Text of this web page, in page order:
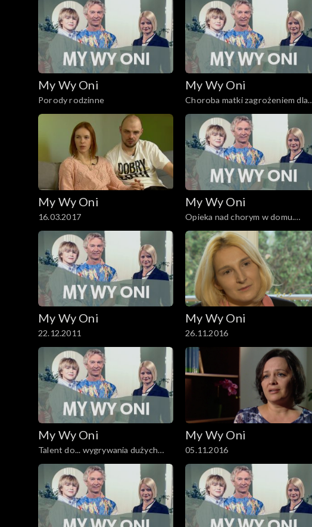
My Wy Oni
Porody rodzinne
My Wy Oni
Choroba matki zagrożeniem dla
dziecka
My Wy Oni
16.03.2017
My Wy Oni
Opieka nad chorym w domu.
23.10.2008
My Wy Oni
22.12.2011
My Wy Oni
26.11.2016
My Wy Oni
Talent do... wygrywania dużych
pieniędzy
My Wy Oni
05.11.2016